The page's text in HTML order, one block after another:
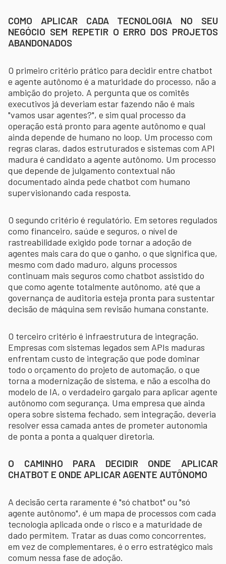
COMO APLICAR CADA TECNOLOGIA NO SEU
NEGÓCIO SEM REPETIR O ERRO DOS PROJETOS
ABANDONADOS
O primeiro critério prático para decidir entre chatbot
e agente autônomo é a maturidade do processo, não a
ambição do projeto. A pergunta que os comitês
executivos já deveriam estar fazendo não é mais
"vamos usar agentes?", e sim qual processo da
operação está pronto para agente autônomo e qual
ainda depende de humano no loop. Um processo com
regras claras, dados estruturados e sistemas com API
madura é candidato a agente autônomo. Um processo
que depende de julgamento contextual não
documentado ainda pede chatbot com humano
supervisionando cada resposta.
O segundo critério é regulatório. Em setores regulados
como financeiro, saúde e seguros, o nível de
rastreabilidade exigido pode tornar a adoção de
agentes mais cara do que o ganho, o que significa que,
mesmo com dado maduro, alguns processos
continuam mais seguros como chatbot assistido do
que como agente totalmente autônomo, até que a
governança de auditoria esteja pronta para sustentar
decisão de máquina sem revisão humana constante.
O terceiro critério é infraestrutura de integração.
Empresas com sistemas legados sem APIs maduras
enfrentam custo de integração que pode dominar
todo o orçamento do projeto de automação, o que
torna a modernização de sistema, e não a escolha do
modelo de IA, o verdadeiro gargalo para aplicar agente
autônomo com segurança. Uma empresa que ainda
opera sobre sistema fechado, sem integração, deveria
resolver essa camada antes de prometer autonomia
de ponta a ponta a qualquer diretoria.
O CAMINHO PARA DECIDIR ONDE APLICAR
CHATBOT E ONDE APLICAR AGENTE AUTÔNOMO
A decisão certa raramente é "só chatbot" ou "só
agente autônomo", é um mapa de processos com cada
tecnologia aplicada onde o risco e a maturidade de
dado permitem. Tratar as duas como concorrentes,
em vez de complementares, é o erro estratégico mais
comum nessa fase de adoção.